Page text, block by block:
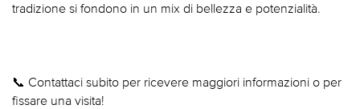
tradizione si fondono in un mix di bellezza e potenzialità.
📞 Contattaci subito per ricevere maggiori informazioni o per
fissare una visita!